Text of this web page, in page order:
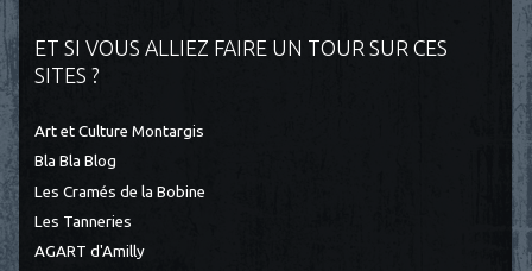
ET SI VOUS ALLIEZ FAIRE UN TOUR SUR CES
SITES ?
Art et Culture Montargis
Bla Bla Blog
Les Cramés de la Bobine
Les Tanneries
AGART d'Amilly